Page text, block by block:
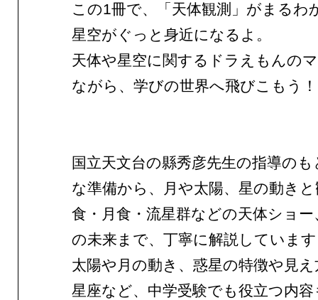
この1冊で、「天体観測」がまるわ
星空がぐっと身近になるよ。
天体や星空に関するドラえもんの
ながら、学びの世界へ飛びこもう！
国立天文台の縣秀彦先生の指導のも
な準備から、月や太陽、星の動き
食・月食・流星群などの天体ショー
の未来まで、丁寧に解説していま
太陽や月の動き、惑星の特徴や見
星座など、中学受験でも役立つ内容